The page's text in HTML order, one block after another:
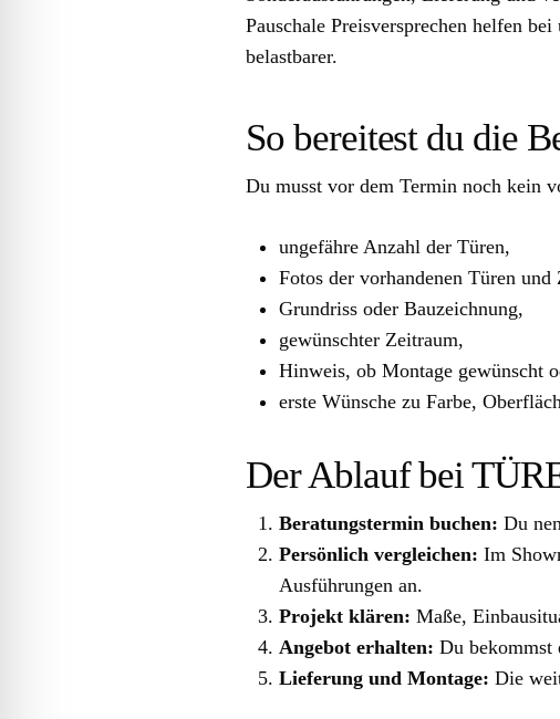
Pauschale Preisversprechen helfen
belastbarer.
So bereitest du die
Du musst vor dem Termin noch kein
ungefähre Anzahl der Türen,
Fotos der vorhandenen Türen und
Grundriss oder Bauzeichnung,
gewünschter Zeitraum,
Hinweis, ob Montage gewünscht
erste Wünsche zu Farbe,
Der Ablauf bei
Beratungstermin buchen: Du
Persönlich vergleichen: Im
Ausführungen an.
Projekt klären: Maße,
Angebot erhalten: Du bekommst
Lieferung und Montage: Die